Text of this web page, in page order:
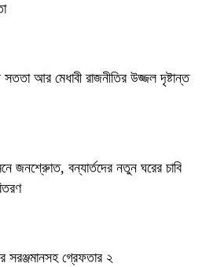
আর মেধাবী রাজনীতির উজ্জল দৃষ্টান্ত
জনশ্রুোত, বন্যার্তদের নতুন ঘরের চাবি
সরঞ্জমানসহ গ্রেফতার ২